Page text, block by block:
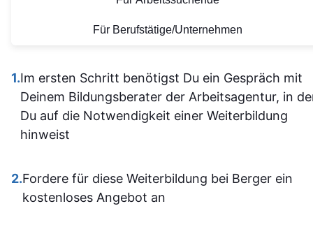
Lernmaterialien sind auf
einem hohen Niveau.
zugänglich, sodass man
sich gut orientieren kann.
Insgesamt ist der
alle, die sich im Bereich
SPS weiterbilden oder
Lernerfahrung
aufgebaut
man kam
dann gut
allem
Für Berufstätige/Unternehmen
1.Im ersten Schritt benötigst Du ein Gespräch mit
Deinem Bildungsberater der Arbeitsagentur, in
Du auf die Notwendigkeit einer Weiterbildung
hinweist
2.Fordere für diese Weiterbildung bei Berger ein
kostenloses Angebot an